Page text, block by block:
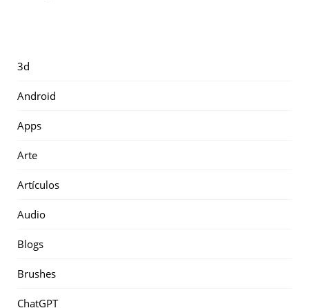
3d
Android
Apps
Arte
Artículos
Audio
Blogs
Brushes
ChatGPT